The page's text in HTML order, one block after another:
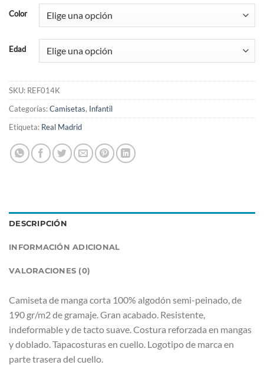
Color
Edad
SKU: REF014K
Categorías:Camisetas, Infantil
Etiqueta: Real Madrid
DESCRIPCIÓN
INFORMACIÓN ADICIONAL
VALORACIONES (0)
Camiseta de manga corta 100% algodón semi-peinado, de
190 gr/m2 de gramaje. Gran acabado. Resistente,
indeformable y de tacto suave. Costura reforzada en mangas
y doblado. Tapacosturas en cuello. Logotipo de marca en
parte trasera del cuello.